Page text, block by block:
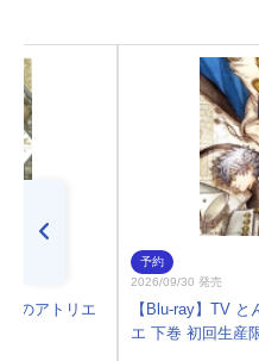
のアトリエ
予約
2026/09/30 発売
【Blu-ray】TV と
エ 下巻 初回生産